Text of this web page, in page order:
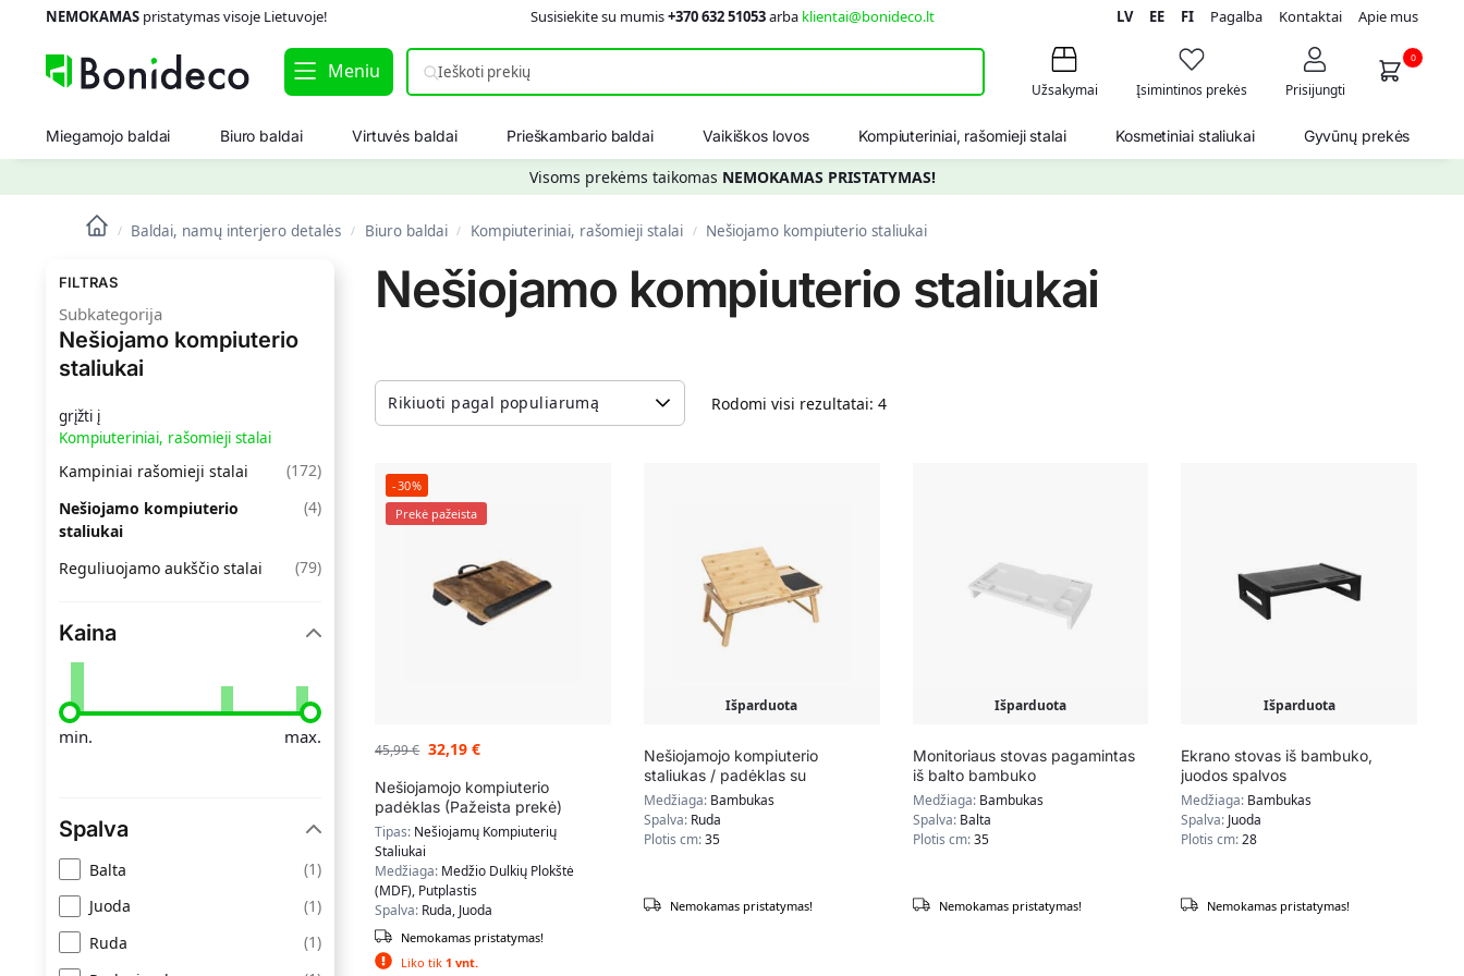
NEMOKAMASpristatymas visoje Lietuvoje! Susisiekite su mumis+370 632 51053arba klientai@bonideco.lt LV EE FI Pagalba Kontaktai Apie mus
Meniu
Užsakymai Įsimintinos prekės Prisijungti
0
Miegamojo baldai Biuro baldai Virtuvės baldai Prieškambario baldai Vaikiškos lovos Kompiuteriniai, rašomieji stalai Kosmetiniai staliukai Gyvūnų prekės
Visoms prekėms taikomas NEMOKAMAS PRISTATYMAS!
/ Baldai, namų interjero detalės / Biuro baldai / Kompiuteriniai, rašomieji stalai / Nešiojamo kompiuterio staliukai
Nešiojamo kompiuterio staliukai
Rodomi visi rezultatai: 4
-30%
Prekė pažeista
45,99€ 32,19€
Nešiojamojo kompiuterio
padėklas (Pažeista prekė)
Tipas: Nešiojamų Kompiuterių
Staliukai
Medžiaga: Medžio Dulkių Plokštė
(MDF), Putplastis
Spalva: Ruda, Juoda
Liko tik1 vnt.
Nemokamas pristatymas!
Išparduota
Nešiojamojo kompiuterio
staliukas / padėklas su
bambukiniu stalčiumi
Medžiaga: Bambukas
Spalva: Ruda
Plotis cm:35
Nemokamas pristatymas!
Išparduota
Monitoriaus stovas pagamintas
iš balto bambuko
Medžiaga: Bambukas
Spalva: Balta
Plotis cm:35
Nemokamas pristatymas!
Išparduota
Ekrano stovas iš bambuko,
juodos spalvos
Medžiaga: Bambukas
Spalva: Juoda
Plotis cm:28
Nemokamas pristatymas!
FILTRAS
Subkategorija
Nešiojamo kompiuterio
staliukai
grįžti į
Kompiuteriniai, rašomieji stalai
Kampiniai rašomieji stalai (172)
Nešiojamo kompiuterio
staliukai
(4)
Reguliuojamo aukščio stalai (79)
Kaina
min. max.
Spalva
Balta (1)
Juoda
(1)
Ruda
(1)